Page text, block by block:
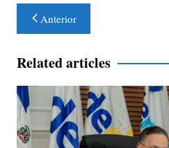
Navegación
de
entradas
Anterior
Related articles